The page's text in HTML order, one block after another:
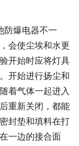
防爆电器不一
会使尘埃和水更
开始时应将灯具
开始进行扬尘和
着气体一起进入
重新关闭，都能
封垫和填料在打
一边的接合面